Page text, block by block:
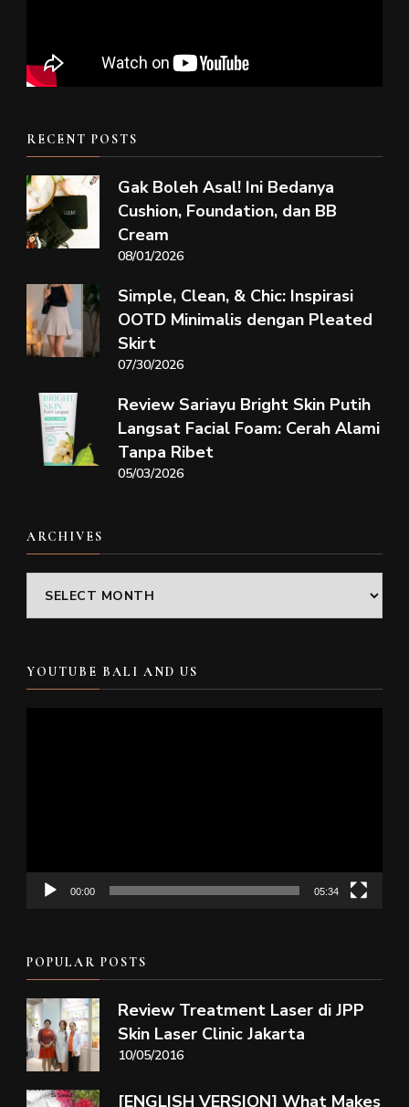
RECENT POSTS
Gak Boleh Asal! Ini Bedanya
Cushion, Foundation, dan BB
Cream
08/01/2026
Simple, Clean, & Chic: Inspirasi
OOTD Minimalis dengan Pleated
Skirt
07/30/2026
Review Sariayu Bright Skin Putih
Langsat Facial Foam: Cerah Alami
Tanpa Ribet
05/03/2026
ARCHIVES
Archives
YOUTUBE BALI AND US
00:00 05:34
POPULAR POSTS
Review Treatment Laser di JPP
Skin Laser Clinic Jakarta
10/05/2016
[ENGLISH VERSION] What Makes